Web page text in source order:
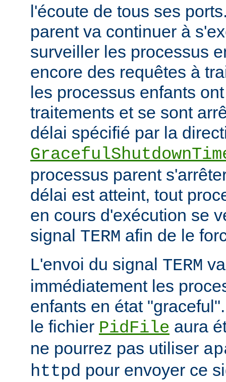
l'écoute de tous ses
parent va continuer à
surveiller les processus
encore des requêtes à
les processus enfants
traitements et se sont
délai spécifié par la
processus parent
délai est atteint, tout
en cours d'exécution se
signal TERM afin de le
L'envoi du signal TERM
immédiatement les
enfants en état
le fichier PidFile aura
ne pourrez pas utiliser
httpd pour envoyer ce